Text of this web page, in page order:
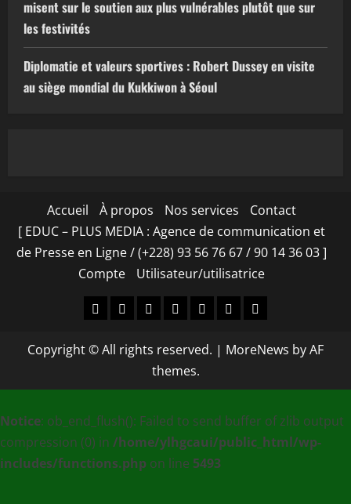
misent sur le soutien aux plus vulnérables plutôt que sur
les festivités
Diplomatie et valeurs sportives : Robert Dussey en visite
au siège mondial du Kukkiwon à Séoul
Accueil À propos Nos services
Contact
[ EDUC – PLUS MEDIA : Agence de communication et
de Presse en Ligne / (+228) 93 56 76 67 / 90 14 36 03 ]
Compte
Utilisateur/utilisatrice
Accueil
À
Nos
Contact
[
–
PLUS
:
Agence
de
CompteUtilisateur/
Copyright © All rights reserved. | MoreNews by AF
themes.
Notice: ob_end_flush(): Failed to send buffer of zlib output
compression (0) in /home/ylhgcaui/public_html/wp-
includes/functions.php on line 5493